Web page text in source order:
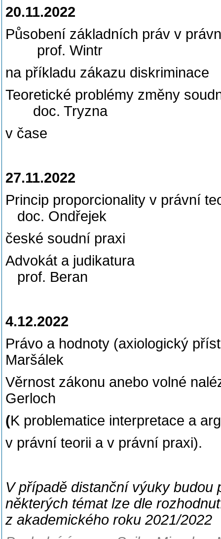
20.11.2022
Působení základních
prof. Wintr
na příkladu zákazu diskriminace
Teoretické problémy
doc. Tryzna
v čase
27.11.2022
Princip
doc. Ondřejek
české soudní praxi
Advokát a
prof. Beran
4.12.2022
Právo a hodnoty
Maršálek
Věrnost zákonu anebo
Gerloch
(K problematice interpretace a
v právní teorii a v právní praxi).
V případě distanční výuky budou
některých témat lze dle
z akademického